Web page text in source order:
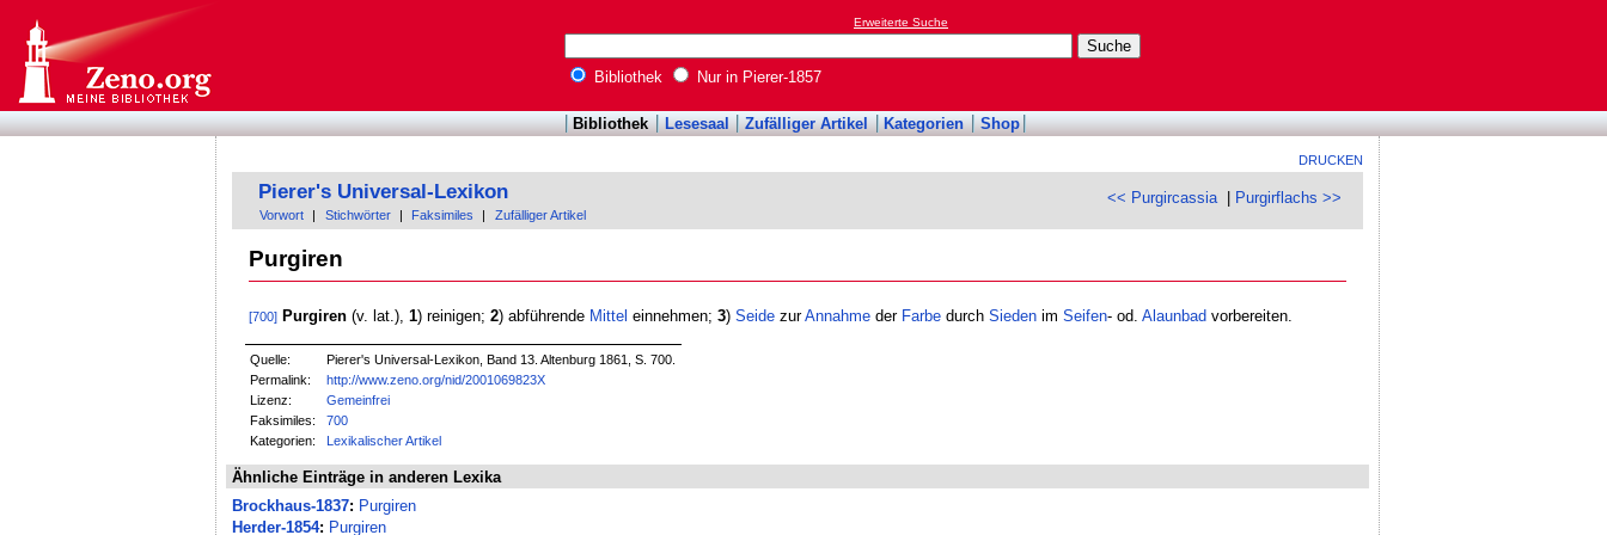
Erweiterte Suche
Bibliothek Nur in Pierer-1857
Bibliothek Lesesaal Zufälliger Artikel Kategorien Shop
DRUCKEN
<< Purgircassia| Purgirflachs >>
Pierer's Universal-Lexikon
Vorwort Stichwörter Faksimiles Zufälliger Artikel
Purgiren
[700] Purgiren(v. lat.), 1) reinigen; 2) abführende Mittel einnehmen; 3) SeidezurAnnahmeder Farbedurch Siedenim Seifen- od. Alaunbad vorbereiten.
Quelle:
Pierer's Universal-Lexikon, Band 13. Altenburg 1861, S. 700.
Permalink:
http://www.zeno.org/nid/2001069823X
Lizenz:
Gemeinfrei
Faksimiles:
700
Kategorien:
Lexikalischer Artikel
Ähnliche Einträge in anderen Lexika
Brockhaus-1837: Purgiren
Herder-1854: Purgiren